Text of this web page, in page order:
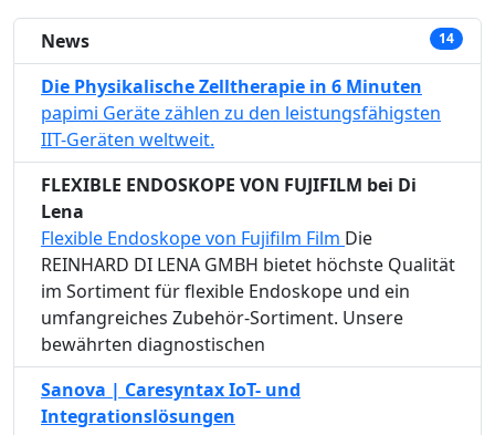
News 14
Die Physikalische Zelltherapie in 6 Minuten
papimi Geräte zählen zu den leistungsfähigsten
IIT-Geräten weltweit.
FLEXIBLE ENDOSKOPE VON FUJIFILM bei Di
Lena
Flexible Endoskope von Fujifilm Film Die
REINHARD DI LENA GMBH bietet höchste Qualität
im Sortiment für flexible Endoskope und ein
umfangreiches Zubehör-Sortiment. Unsere
bewährten diagnostischen
Sanova | Caresyntax IoT- und
Integrationslösungen